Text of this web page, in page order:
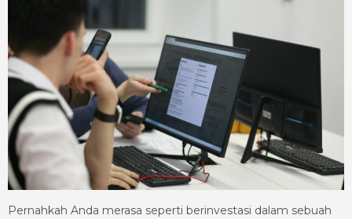
Pernahkah Anda merasa seperti berinvestasi dalam sebuah